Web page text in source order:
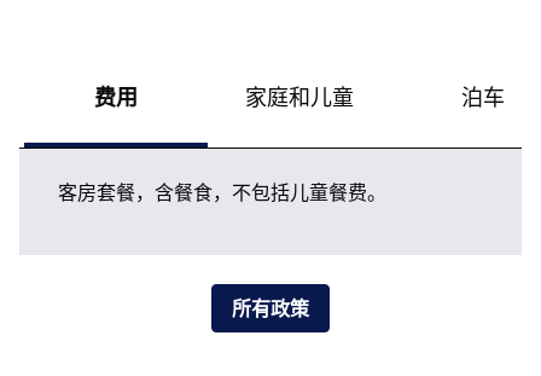
费用 家庭和儿童 泊车
客房套餐，含餐食，不包括儿童餐费。
所有政策